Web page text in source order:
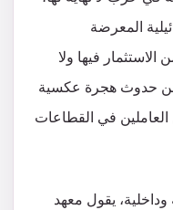
المعرضة
فيها ولا
عن حدوث هجرة عكسية
العاملين في القطاعات
يقول معهد